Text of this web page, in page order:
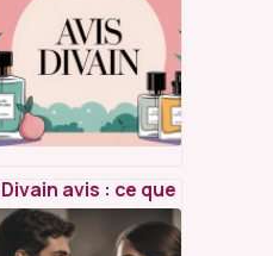
Divain avis : ce que
pensent vraiment
les utilisateurs des